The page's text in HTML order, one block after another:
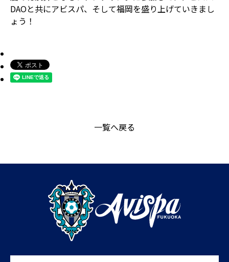
DAOと共にアビスパ、そして福岡を盛り上げていきまし
ょう！
一覧へ戻る